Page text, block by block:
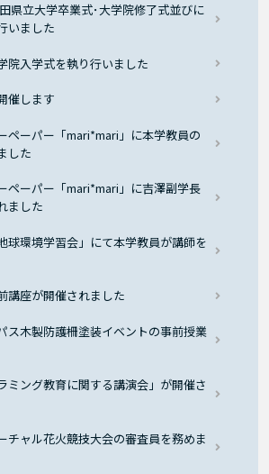
県立大学卒業式･大学院修了式並びに
いました
院入学式を執り行いました
催します
ペーパー「mari*mari」に本学教員の
した
ペーパー「mari*mari」に吉澤副学長
ました
球環境学習会」にて本学教員が講師を
講座が開催されました
ス木製防護柵塗装イベントの事前授業
ミング教育に関する講演会」が開催さ
チャル花火競技大会の審査員を務めま